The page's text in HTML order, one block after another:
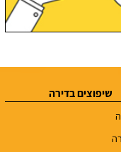
שיפוצים בדירה